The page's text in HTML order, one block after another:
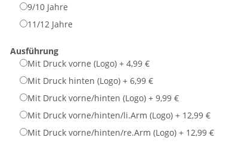
9/10 Jahre
11/12 Jahre
Ausführung
Mit Druck vorne (Logo) + 4,99 €
Mit Druck hinten (Logo) + 6,99 €
Mit Druck vorne/hinten (Logo) + 9,99 €
Mit Druck vorne/hinten/li.Arm (Logo) + 12,99 €
Mit Druck vorne/hinten/re.Arm (Logo) + 12,99 €